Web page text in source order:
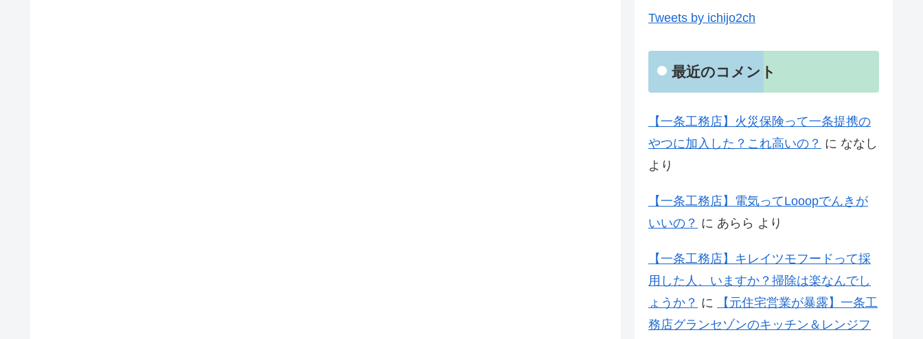
Tweets by ichijo2ch
最近のコメント
【一条工務店】火災保険って一条提携の
やつに加入した？これ高いの？ に ななし
より
【一条工務店】電気ってLooopでんきが
いいの？ に あらら より
【一条工務店】キレイツモフードって採
用した人、いますか？掃除は楽なんでし
ょうか？ に
【元住宅営業が暴露】一条工
務店グランセゾンのキッチン＆レンジフ